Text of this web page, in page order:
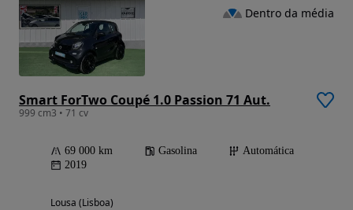
Smart ForTwo Coupé 1.0 Passion 71 Aut.
999 cm3 • 71 cv
69 000 km Gasolina
Automática
2019
Lousa (Lisboa)
Dentro da média